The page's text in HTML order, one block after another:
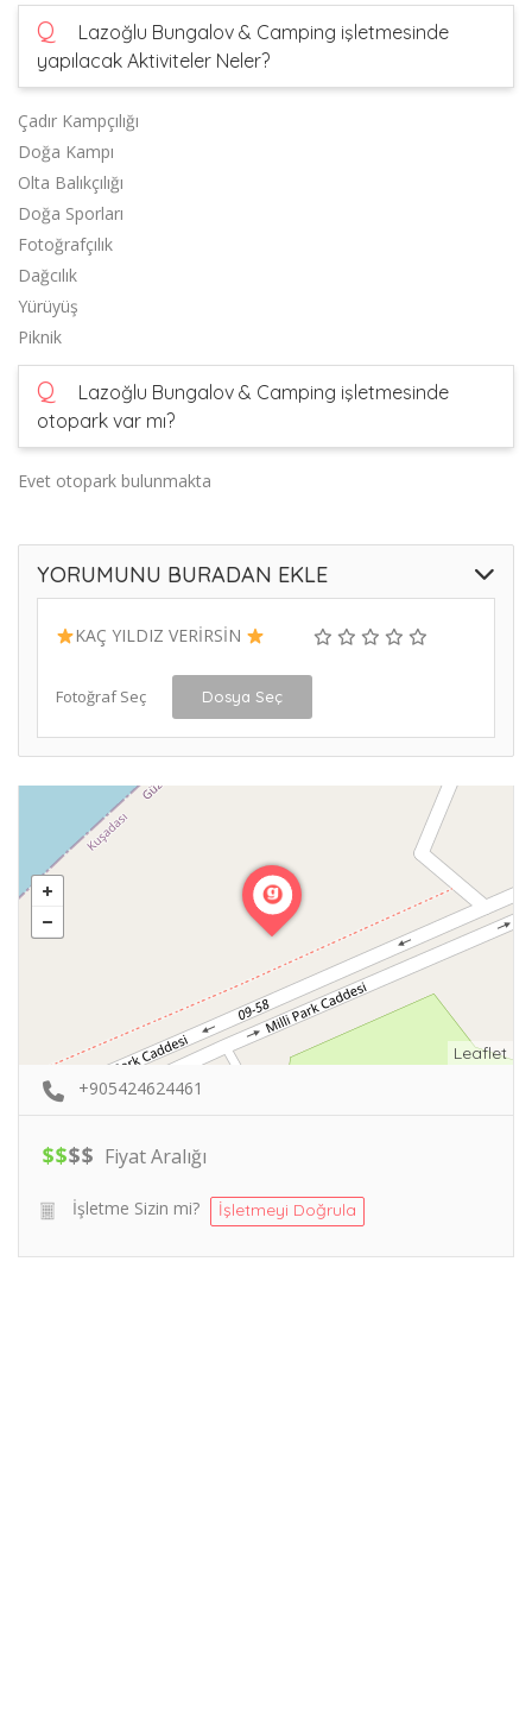
Q
Lazoğlu Bungalov & Camping işletmesinde
yapılacak Aktiviteler Neler?
Çadır Kampçılığı
Doğa Kampı
Olta Balıkçılığı
Doğa Sporları
Fotoğrafçılık
Dağcılık
Yürüyüş
Piknik
Q
Lazoğlu Bungalov & Camping işletmesinde
otopark var mı?
Evet otopark bulunmakta
YORUMUNU BURADAN EKLE
KAÇ YILDIZ VERİRSİN
Fotoğraf Seç Dosya Seç
Leaflet
+905424624461
$$$$ Fiyat Aralığı
İşletme Sizin mi? İşletmeyi Doğrula